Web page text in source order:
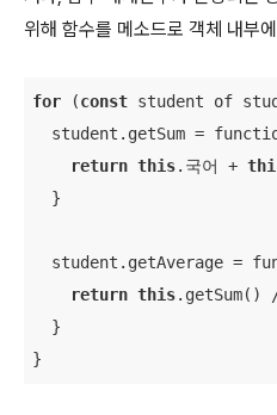
위해 함수를 메소드로 객체 내부
for (const student of
student.getSum =
return this.국어 +
  }
student.getAverage =
return this.getSum()
  }
}